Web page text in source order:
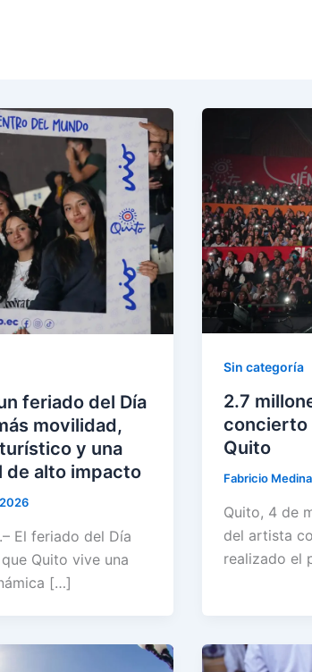
feriado del Día
movilidad,
y una
alto impacto
El feriado del Día
Quito vive una
[…]
Sin categoría
2.7
concierto
Quito
Fabricio Medina
Quito, 4 de
del artista
realizado el